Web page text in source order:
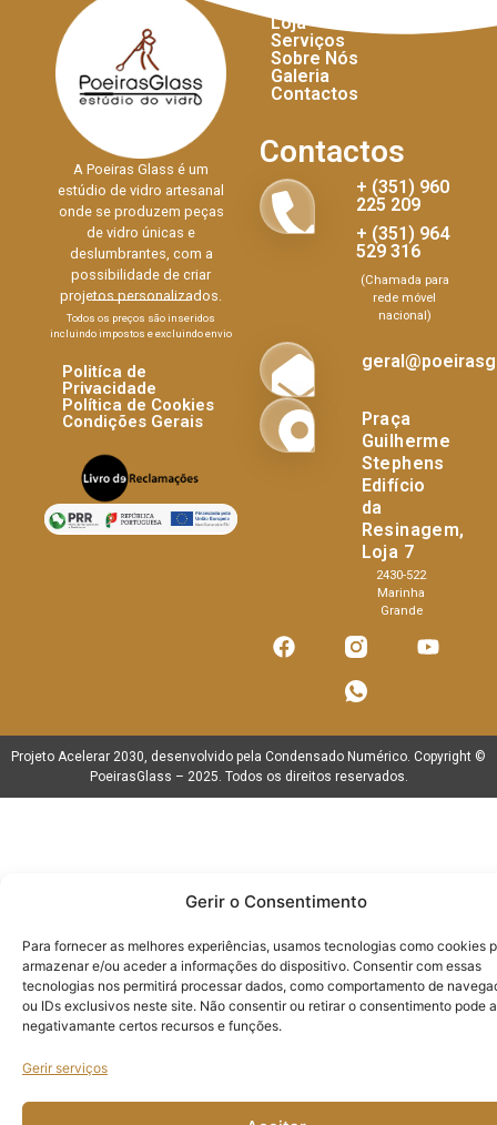
Gerir o Consentimento
Para fornecer as melhores experiências, usamos tecnologias como cookies
armazenar e/ou aceder a informações do dispositivo. Consentir com essas
tecnologias nos permitirá processar dados, como comportamento de
ou IDs exclusivos neste site. Não consentir ou retirar o consentimento pode
negativamante certos recursos e funções.
Gerir serviços
A Poeiras Glass é um
estúdio de vidro artesanal
onde se produzem peças
de vidro únicas e
deslumbrantes, com a
possibilidade de criar
projetos personalizados.
Todos os preços são inseridos
incluindo impostos e excluindo envio
Politíca de
Privacidade
Política de Cookies
Condições Gerais
Loja
Serviços
Sobre Nós
Galeria
Contactos
Contactos
+ (351) 960
225 209
+ (351) 964
529 316
(Chamada para
rede móvel
nacional)
Praça
Guilherme
Stephens
Edifício
da
Resinagem,
Loja 7
2430-522
Marinha
Grande
Projeto Acelerar 2030, desenvolvido pela Condensado Numérico. Copyright ©
PoeirasGlass – 2025. Todos os direitos reservados.